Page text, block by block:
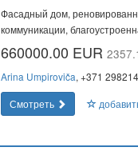
Фасадный дом,
коммуникации,
660000.00 EUR
Arina Umpiroviča, +371
Смотреть